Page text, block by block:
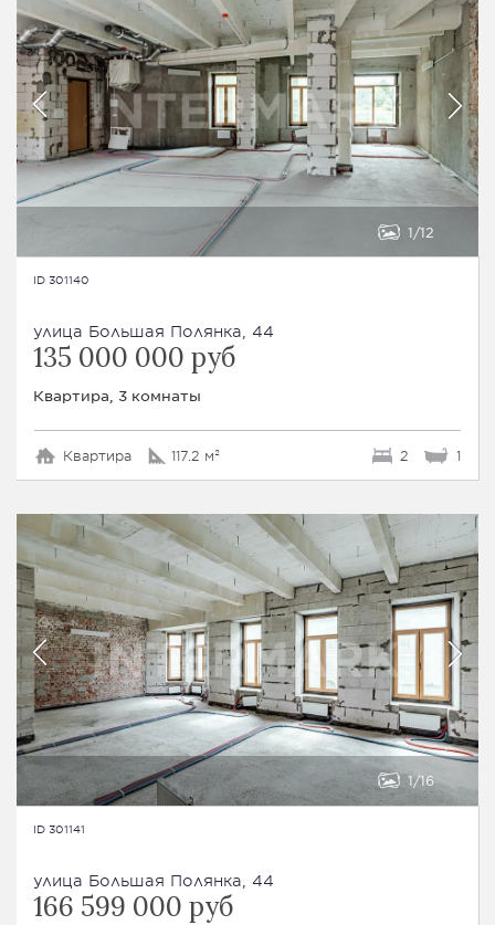
1 12
ID 301140
улица Большая Полянка, 44
135 000 000 руб
Квартира, 3 комнаты
Квартира 117.2 м² 2 1
1 16
ID 301141
улица Большая Полянка, 44
166 599 000 руб